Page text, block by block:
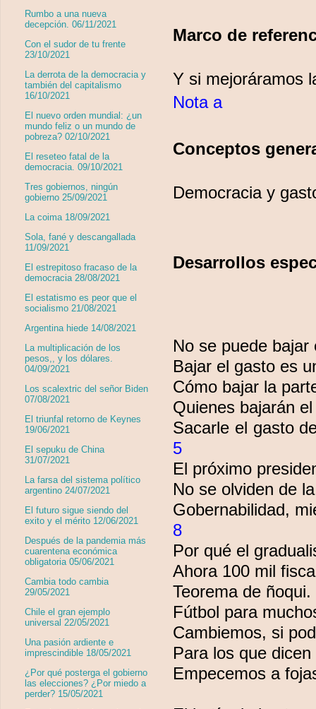
Marco de
Y si mejoráramos
Nota a
Conceptos
Democracia y
Desarrollos
No se puede
Bajar el gasto es
Cómo bajar la
Quienes bajarán
Sacarle el gasto
5
El próximo
No se olviden de
Gobernabilidad,
8
Por qué el
Ahora 100 mil
Teorema de ñoqui.
Fútbol para
Cambiemos, si
Para los que
Empecemos a
Rumbo a una nueva
decepción. 06/11/2021
Con el sudor de tu frente
23/10/2021
La derrota de la democracia y
también del capitalismo
16/10/2021
El nuevo orden mundial: ¿un
mundo feliz o un mundo de
pobreza? 02/10/2021
El reseteo fatal de la
democracia. 09/10/2021
Tres gobiernos, ningún
gobierno 25/09/2021
La coima 18/09/2021
Sola, fané y descangallada
11/09/2021
El estrepitoso fracaso de la
democracia 28/08/2021
El estatismo es peor que el
socialismo 21/08/2021
Argentina hiede 14/08/2021
La multiplicación de los
pesos,, y los dólares.
04/09/2021
Los scalextric del señor Biden
07/08/2021
El triunfal retorno de Keynes
19/06/2021
El sepuku de China
31/07/2021
La farsa del sistema político
argentino 24/07/2021
El futuro sigue siendo del
exito y el mérito 12/06/2021
Después de la pandemia más
cuarentena económica
obligatoria 05/06/2021
Cambia todo cambia
29/05/2021
Chile el gran ejemplo
universal 22/05/2021
Una pasión ardiente e
imprescindible 18/05/2021
¿Por qué posterga el gobierno
las elecciones? ¿Por miedo a
perder? 15/05/2021